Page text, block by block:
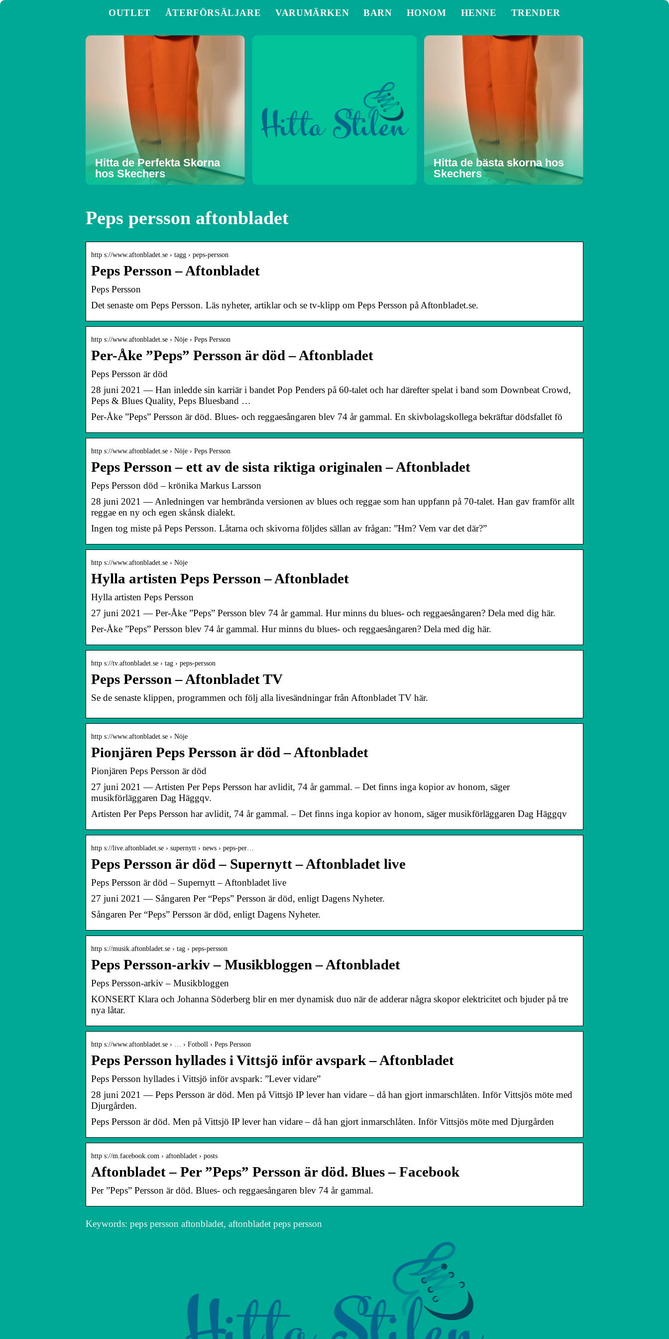
OUTLET ÅTERFÖRSÄLJARE VARUMÄRKEN BARN HONOM HENNE TRENDER
Hitta de Perfekta Skorna
hos Skechers
Hitta de bästa skorna hos
Skechers
Peps persson aftonbladet
http s://www.aftonbladet.se › tagg › peps-persson
Peps Persson – Aftonbladet
Peps Persson
Det senaste om Peps Persson. Läs nyheter, artiklar och se tv-klipp om Peps Persson på Aftonbladet.se.
http s://www.aftonbladet.se › Nöje › Peps Persson
Per-Åke ”Peps” Persson är död – Aftonbladet
Peps Persson är död
28 juni 2021 — Han inledde sin karriär i bandet Pop Penders på 60-talet och har därefter spelat i band som Downbeat Crowd,
Peps & Blues Quality, Peps Bluesband …
Per-Åke ”Peps” Persson är död. Blues- och reggaesångaren blev 74 år gammal. En skivbolagskollega bekräftar dödsfallet fö
http s://www.aftonbladet.se › Nöje › Peps Persson
Peps Persson – ett av de sista riktiga originalen – Aftonbladet
Peps Persson död – krönika Markus Larsson
28 juni 2021 — Anledningen var hembrända versionen av blues och reggae som han uppfann på 70-talet. Han gav framför allt
reggae en ny och egen skånsk dialekt.
Ingen tog miste på Peps Persson. Låtarna och skivorna följdes sällan av frågan: ”Hm? Vem var det där?”
http s://www.aftonbladet.se › Nöje
Hylla artisten Peps Persson – Aftonbladet
Hylla artisten Peps Persson
27 juni 2021 — Per-Åke ”Peps” Persson blev 74 år gammal. Hur minns du blues- och reggaesångaren? Dela med dig här.
Per-Åke ”Peps” Persson blev 74 år gammal. Hur minns du blues- och reggaesångaren? Dela med dig här.
http s://tv.aftonbladet.se › tag › peps-persson
Peps Persson – Aftonbladet TV
Se de senaste klippen, programmen och följ alla livesändningar från Aftonbladet TV här.
http s://www.aftonbladet.se › Nöje
Pionjären Peps Persson är död – Aftonbladet
Pionjären Peps Persson är död
27 juni 2021 — Artisten Per Peps Persson har avlidit, 74 år gammal. – Det finns inga kopior av honom, säger
musikförläggaren Dag Häggqv.
Artisten Per Peps Persson har avlidit, 74 år gammal. – Det finns inga kopior av honom, säger musikförläggaren Dag Häggqv
http s://live.aftonbladet.se › supernytt › news › peps-per…
Peps Persson är död – Supernytt – Aftonbladet live
Peps Persson är död – Supernytt – Aftonbladet live
27 juni 2021 — Sångaren Per “Peps” Persson är död, enligt Dagens Nyheter.
Sångaren Per “Peps” Persson är död, enligt Dagens Nyheter.
http s://musik.aftonbladet.se › tag › peps-persson
Peps Persson-arkiv – Musikbloggen – Aftonbladet
Peps Persson-arkiv – Musikbloggen
KONSERT Klara och Johanna Söderberg blir en mer dynamisk duo när de adderar några skopor elektricitet och bjuder på tre
nya låtar.
http s://www.aftonbladet.se › … › Fotboll › Peps Persson
Peps Persson hyllades i Vittsjö inför avspark – Aftonbladet
Peps Persson hyllades i Vittsjö inför avspark: ”Lever vidare”
28 juni 2021 — Peps Persson är död. Men på Vittsjö IP lever han vidare – då han gjort inmarschlåten. Inför Vittsjös möte med
Djurgården.
Peps Persson är död. Men på Vittsjö IP lever han vidare – då han gjort inmarschlåten. Inför Vittsjös möte med Djurgården
http s://m.facebook.com › aftonbladet › posts
Aftonbladet – Per ”Peps” Persson är död. Blues – Facebook
Per ”Peps” Persson är död. Blues- och reggaesångaren blev 74 år gammal.
Keywords: peps persson aftonbladet, aftonbladet peps persson